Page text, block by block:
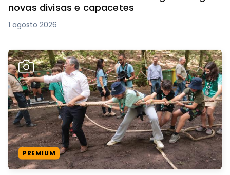
novas divisas e capacetes
1 agosto 2026
PREMIUM